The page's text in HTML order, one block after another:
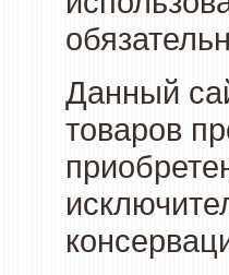
Данный
товаров